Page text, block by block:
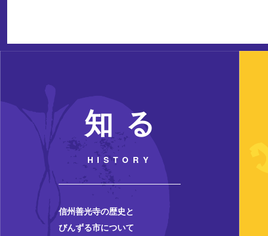
知 る
HISTORY
信州善光寺の歴史と
びんずる市について